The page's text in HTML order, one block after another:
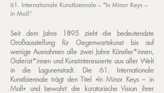
61. Internationale Kunstbiennale – "In Minor Keys –
in Moll“
Seit dem Jahre 1895 zieht die bedeutendste
Großausstellung für Gegenwartskunst bis auf
wenige Ausnahmen alle zwei Jahre Künstler*innen,
Galerist*innen und Kunstinteressierte aus aller Welt
in die Lagunenstadt. Die 61. Internationale
Kunstbiennale trägt den Titel »In Minor Keys – in
Moll« und bewahrt die kuratorische Vision ihrer